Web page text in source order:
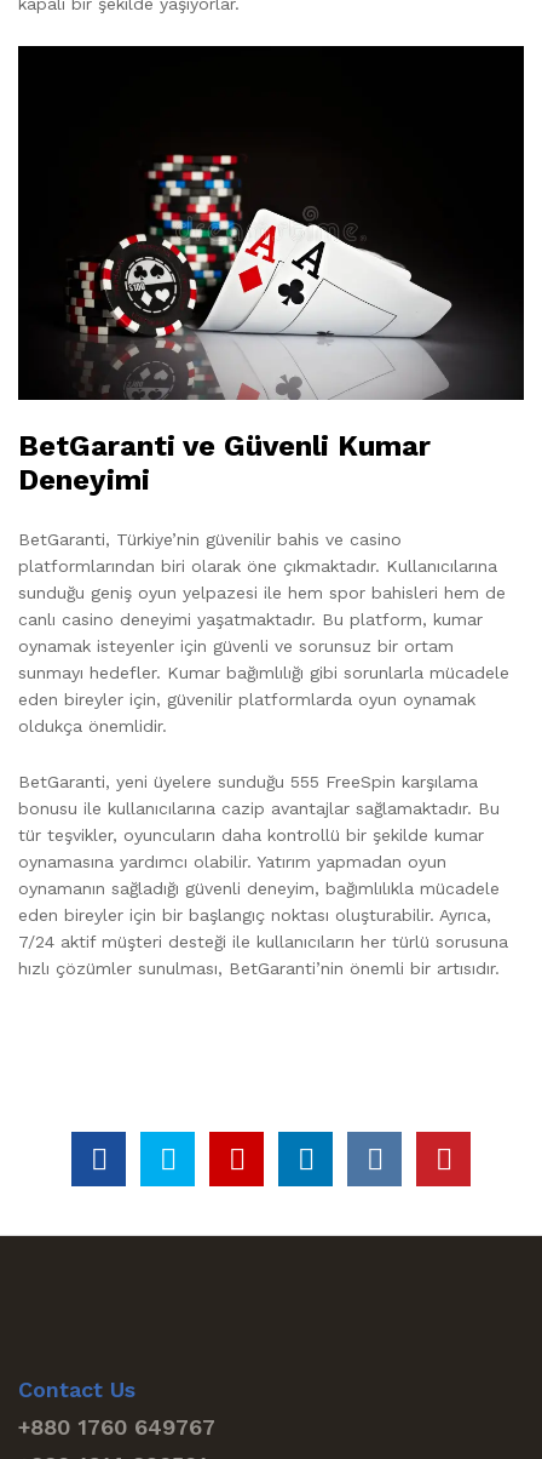
BetGaranti ve Güvenli Kumar
Deneyimi
BetGaranti, Türkiye’nin güvenilir bahis ve casino
platformlarından biri olarak öne çıkmaktadır. Kullanıcılarına
sunduğu geniş oyun yelpazesi ile hem spor bahisleri hem de
canlı casino deneyimi yaşatmaktadır. Bu platform, kumar
oynamak isteyenler için güvenli ve sorunsuz bir ortam
sunmayı hedefler. Kumar bağımlılığı gibi sorunlarla mücadele
eden bireyler için, güvenilir platformlarda oyun oynamak
oldukça önemlidir.
BetGaranti, yeni üyelere sunduğu 555 FreeSpin karşılama
bonusu ile kullanıcılarına cazip avantajlar sağlamaktadır. Bu
tür teşvikler, oyuncuların daha kontrollü bir şekilde kumar
oynamasına yardımcı olabilir. Yatırım yapmadan oyun
oynamanın sağladığı güvenli deneyim, bağımlılıkla mücadele
eden bireyler için bir başlangıç noktası oluşturabilir. Ayrıca,
7/24 aktif müşteri desteği ile kullanıcıların her türlü sorusuna
hızlı çözümler sunulması, BetGaranti’nin önemli bir artısıdır.
Contact Us
+880 1760 649767